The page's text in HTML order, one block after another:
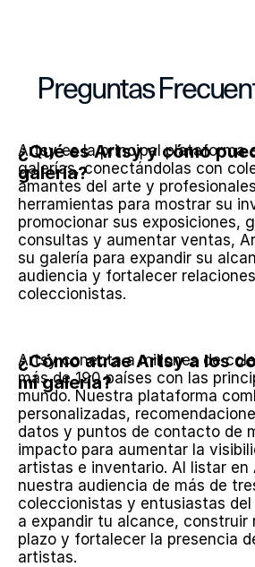
Preguntas
¿Qué es Artsy y cómo
galería?
Artsy es la principal plataforma
galerías, conectándolas con
amantes del arte y
herramientas para mostrar su
promocionar sus exposiciones,
consultas y aumentar ventas,
su galería para expandir su
audiencia y fortalecer
coleccionistas.
¿Cómo atrae Artsy a los
mi galería?
Artsy conecta a millones de
más de 190 países con las
mundo. Nuestra plataforma
personalizadas,
datos y puntos de contacto de
impacto para aumentar la
artistas e inventario. Al listar en
nuestra audiencia de más de
coleccionistas y entusiastas
a expandir tu alcance, construir
plazo y fortalecer la presencia
artistas.